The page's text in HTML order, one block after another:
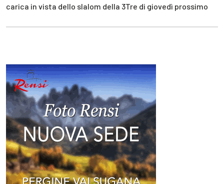
carica in vista dello slalom della 3Tre di giovedì prossimo